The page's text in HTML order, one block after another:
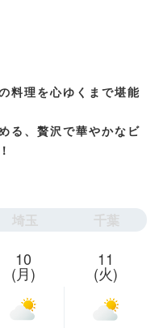
料理を心ゆくまで堪能
る、贅沢で華やかなビ
埼玉 千葉
10
(月)
11
(火)